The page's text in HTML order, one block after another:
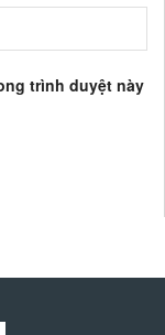
trình duyệt này